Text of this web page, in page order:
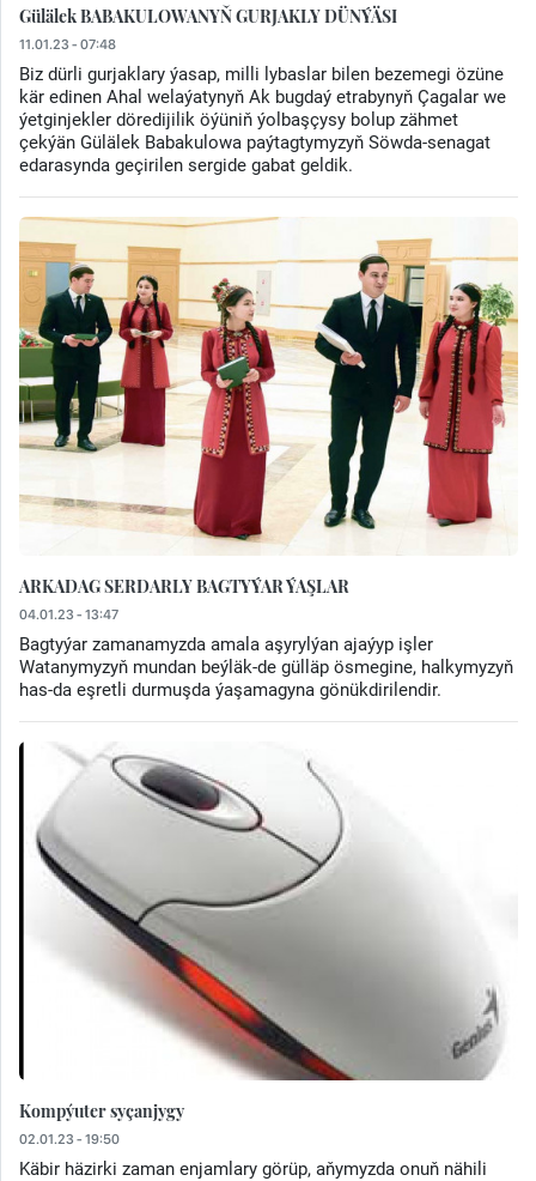
Gülälek BABAKULOWANYŇ GURJAKLY DÜNÝÄSI
11.01.23 - 07:48
Biz dürli gurjaklary ýasap, milli lybaslar bilen bezemegi özüne
kär edinen Ahal welaýatynyň Ak bugdaý etrabynyň Çagalar we
ýetginjekler döredijilik öýüniň ýolbaşçysy bolup zähmet
çekýän Gülälek Babakulowa paýtagtymyzyň Söwda-senagat
edarasynda geçirilen sergide gabat geldik.
ARKADAG SERDARLY BAGTYÝAR ÝAŞLAR
04.01.23 - 13:47
Bagtyýar zamanamyzda amala aşyrylýan ajaýyp işler
Watanymyzyň mundan beýläk-de gülläp ösmegine, halkymyzyň
has-da eşretli durmuşda ýaşamagyna gönükdirilendir.
Kompýuter syçanjygy
02.01.23 - 19:50
Käbir häzirki zaman enjamlary görüp, aňymyzda onuň nähili